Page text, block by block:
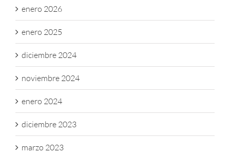
enero 2026
enero 2025
diciembre 2024
noviembre 2024
enero 2024
diciembre 2023
marzo 2023